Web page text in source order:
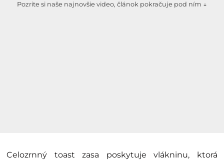
Pozrite si naše najnovšie video, článok pokračuje pod ním ↓
Celozrnný toast zasa poskytuje vlákninu, ktorá